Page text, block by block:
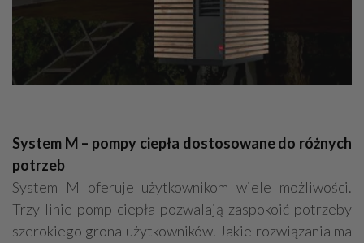
System M – pompy ciepła dostosowane do różnych
potrzeb
System M oferuje użytkownikom wiele możliwości.
Trzy linie pomp ciepła pozwalają zaspokoić potrzeby
szerokiego grona użytkowników. Jakie rozwiązania ma